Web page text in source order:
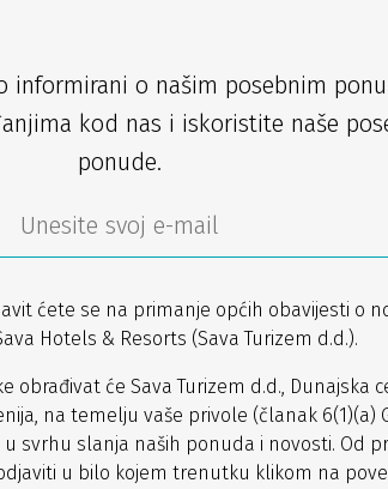
informirani o našim posebnim
kod nas i iskoristite naše
ponude.
ćete se na primanje općih obavijesti o
Hotels & Resorts (Sava Turizem d.d.).
obrađivat će Sava Turizem d.d., Dunajska
na temelju vaše privole (članak 6(1)(a)
u svrhu slanja naših ponuda i novosti. Od
u bilo kojem trenutku klikom na